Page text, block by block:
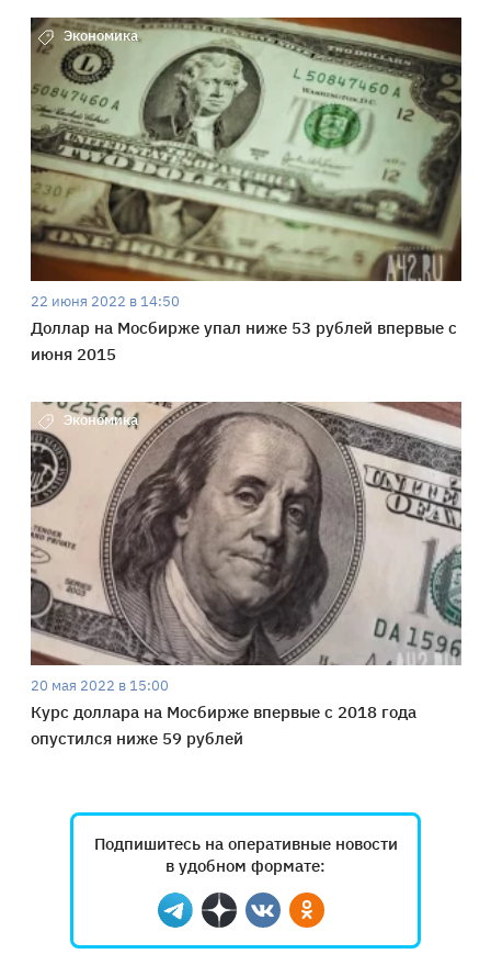
Экономика
22 июня 2022 в 14:50
Доллар на Мосбирже упал ниже 53 рублей впервые с
июня 2015
Экономика
20 мая 2022 в 15:00
Курс доллара на Мосбирже впервые с 2018 года
опустился ниже 59 рублей
Подпишитесь на оперативные новости
в удобном формате:
Telegram
ДзенВконтактеОдноклассники